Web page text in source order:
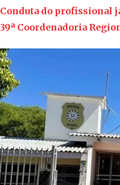
Conduta do profissional
39ª Coordenadoria